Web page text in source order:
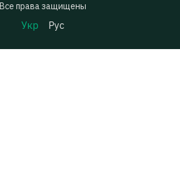
Все права защищены
Укр Рус